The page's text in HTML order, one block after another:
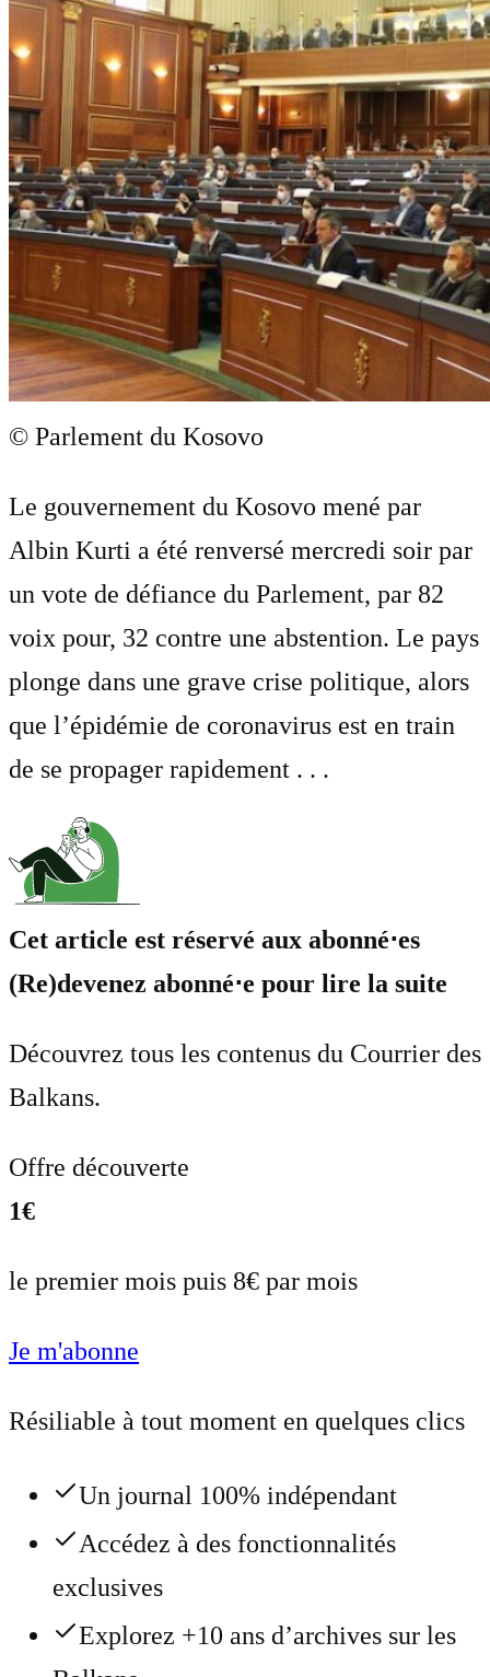
© Parlement du Kosovo
Le gouvernement du Kosovo mené par
Albin Kurti a été renversé mercredi soir par
un vote de défiance du Parlement, par 82
voix pour, 32 contre une abstention. Le pays
plonge dans une grave crise politique, alors
que l’épidémie de coronavirus est en train
de se propager rapidement . . .
Cet article est réservé aux abonné⋅es
(Re)devenez abonné⋅e pour lire la suite
Découvrez tous les contenus du Courrier des
Balkans.
Offre découverte
1€
le premier mois puis 8€ par mois
Je m'abonne
Résiliable à tout moment en quelques clics
Un journal 100% indépendant
Accédez à des fonctionnalités
exclusives
Explorez +10 ans d’archives sur les